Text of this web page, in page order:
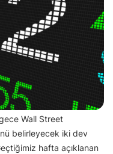
Wall Street
belirleyecek iki dev
hafta açıklanan